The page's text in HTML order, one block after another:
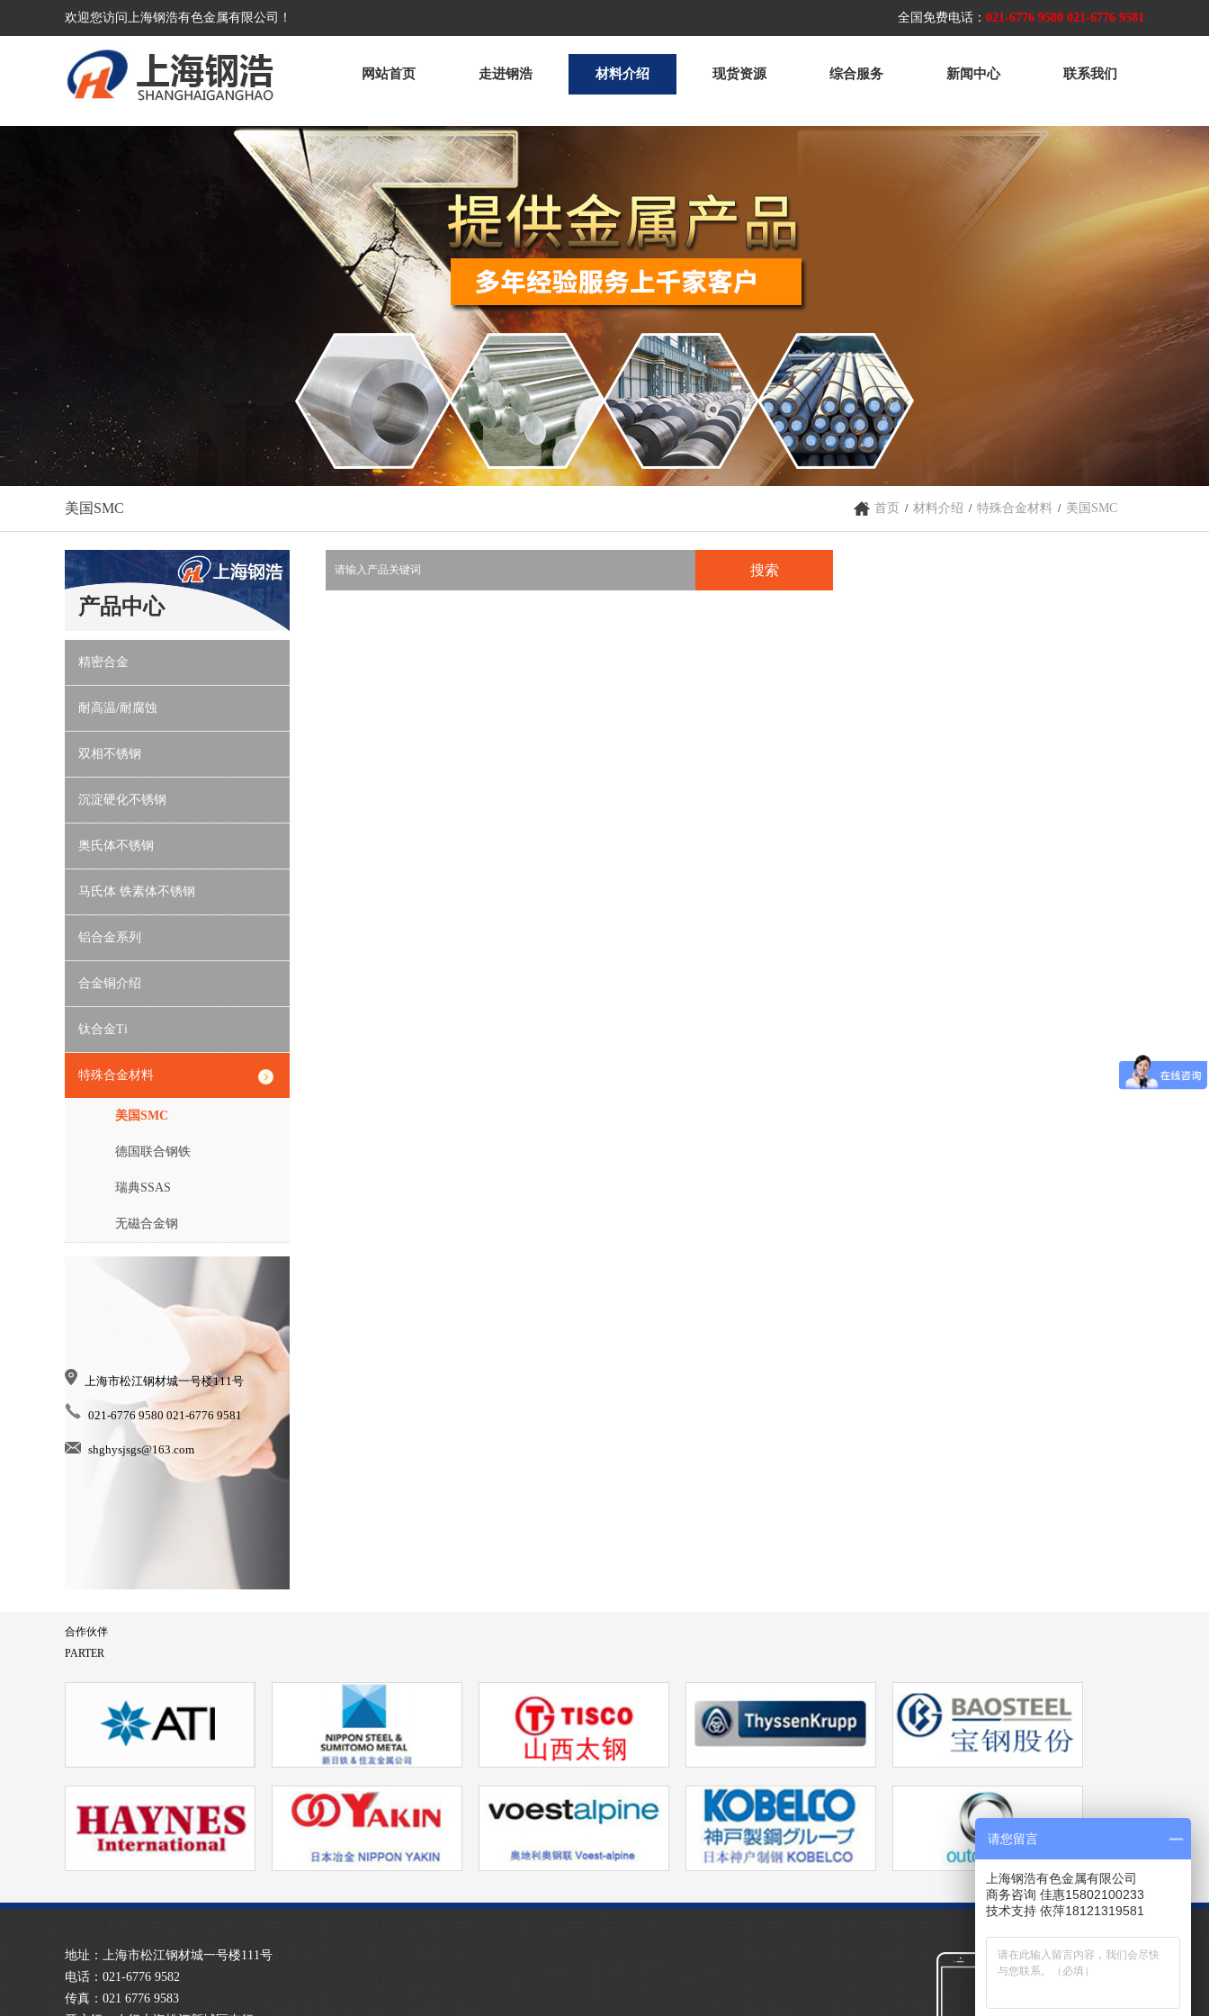
欢迎您访问上海钢浩有色金属有限公司！ 全国免费电话： 021-6776 9580 021-6776 9581
网站首页 走进钢浩 材料介绍 现货资源 综合服务 新闻中心 联系我们
美国SMC 首页 / 材料介绍 / 特殊合金材料 / 美国SMC
产品中心
精密合金
耐高温/耐腐蚀
双相不锈钢
沉淀硬化不锈钢
奥氏体不锈钢
马氏体 铁素体不锈钢
铝合金系列
合金铜介绍
钛合金Ti
特殊合金材料
美国SMC
德国联合钢铁
瑞典SSAS
无磁合金钢
上海市松江钢材城一号楼111号
021-6776 9580 021-6776 9581
shghysjsgs@163.com
合作伙伴
PARTER
地址：上海市松江钢材城一号楼111号
电话：021-6776 9582
传真：021 6776 9583
请您留言
上海钢浩有色金属有限公司
商务咨询 佳惠15802100233
技术支持 依萍18121319581